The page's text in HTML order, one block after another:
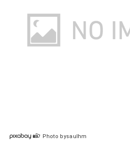
Photo bysaulhm